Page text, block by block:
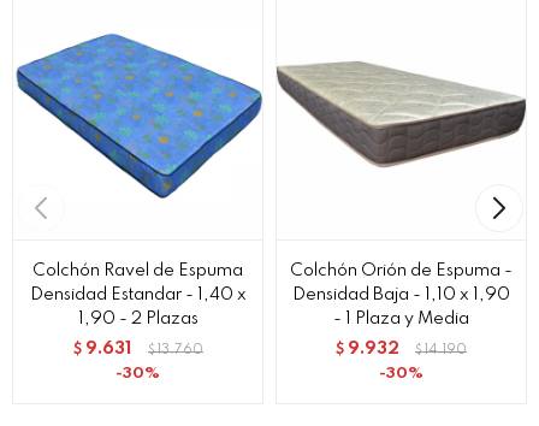
Colchón Ravel de Espuma
Densidad Estandar - 1,40 x
1,90 - 2 Plazas
$ 9.631 $ 13.760
30
Colchón Orión de Espuma -
Densidad Baja - 1,10 x 1,90
- 1 Plaza y Media
$ 9.932 $ 14.190
30